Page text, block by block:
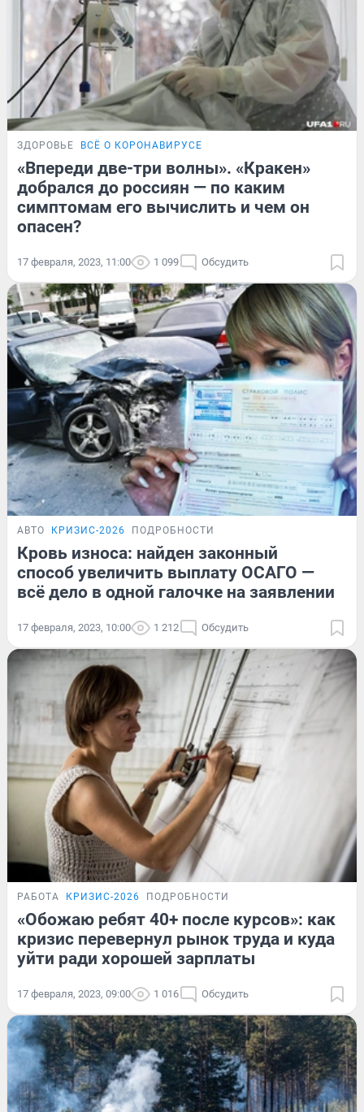
ЗДОРОВЬЕ ВСЁ О КОРОНАВИРУСЕ
«Впереди две-три волны». «Кракен»
добрался до россиян — по каким
симптомам его вычислить и чем он
опасен?
17 февраля, 2023, 11:00 1 099 Обсудить
АВТО КРИЗИС-2026 ПОДРОБНОСТИ
Кровь износа: найден законный
способ увеличить выплату ОСАГО —
всё дело в одной галочке на заявлении
17 февраля, 2023, 10:00 1 212 Обсудить
РАБОТА КРИЗИС-2026 ПОДРОБНОСТИ
«Обожаю ребят 40+ после курсов»: как
кризис перевернул рынок труда и куда
уйти ради хорошей зарплаты
17 февраля, 2023, 09:00 1 016 Обсудить